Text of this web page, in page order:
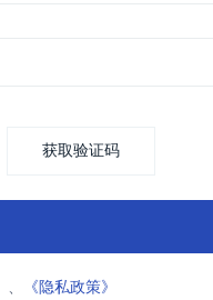
获取验证码
、 《隐私政策》